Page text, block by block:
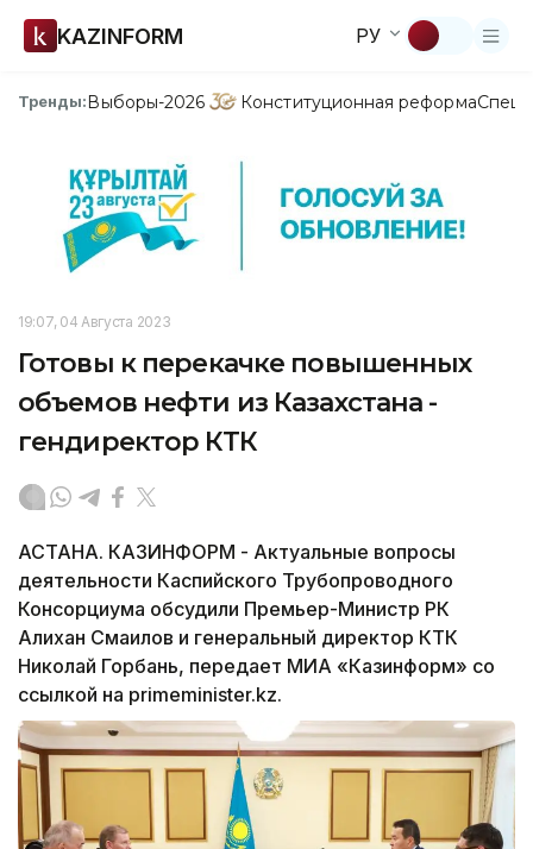
KAZINFORM РУ
Тренды:Выборы-2026 Конституционная реформа
19:07, 04 Августа 2023
Готовы к перекачке повышенных
объемов нефти из Казахстана -
гендиректор КТК
АСТАНА. КАЗИНФОРМ - Актуальные вопросы
деятельности Каспийского Трубопроводного
Консорциума обсудили Премьер-Министр РК
Алихан Смаилов и генеральный директор КТК
Николай Горбань, передает МИА «Казинформ» со
ссылкой на primeminister.kz.